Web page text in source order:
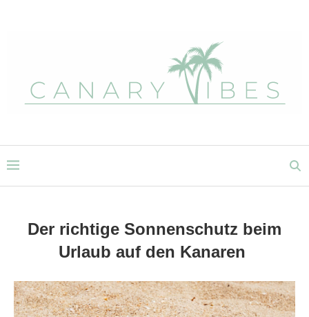
Der richtige Sonnenschutz beim
Urlaub auf den Kanaren